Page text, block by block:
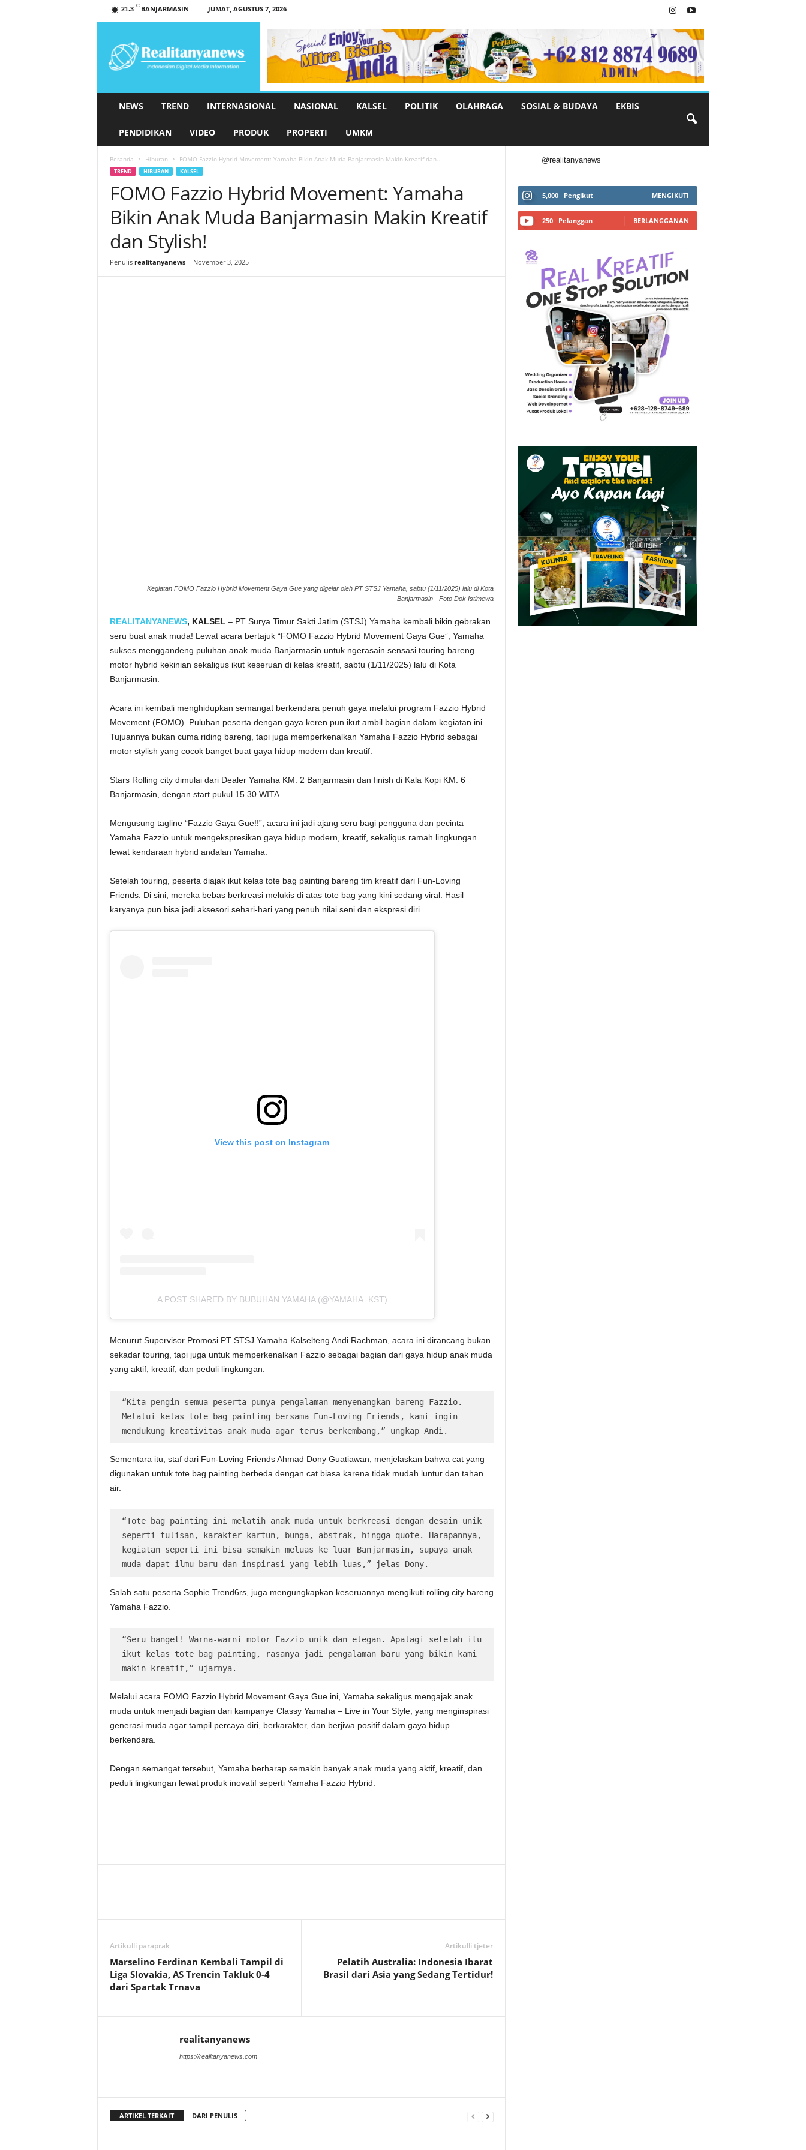
21.3 C BANJARMASIN JUMAT, AGUSTUS 7, 2026
t
NEWS TREND INTERNASIONAL NASIONAL KALSEL POLITIK OLAHRAGA SOSIAL & BUDAYA EKBIS
PENDIDIKAN VIDEO PRODUK PROPERTI UMKM
Beranda Hiburan FOMO Fazzio Hybrid Movement: Yamaha Bikin Anak Muda Banjarmasin Makin Kreatif dan...
TREND HIBURAN KALSEL
FOMO Fazzio Hybrid Movement: Yamaha
Bikin Anak Muda Banjarmasin Makin Kreatif
dan Stylish!
Penulis realitanyanews- November 3, 2025
Kegiatan FOMO Fazzio Hybrid Movement Gaya Gue yang digelar oleh PT STSJ Yamaha, sabtu (1/11/2025) lalu di Kota
Banjarmasin - Foto Dok Istimewa
REALITANYANEWS, KALSEL – PT Surya Timur Sakti Jatim (STSJ) Yamaha kembali bikin gebrakan
seru buat anak muda! Lewat acara bertajuk “FOMO Fazzio Hybrid Movement Gaya Gue”, Yamaha
sukses menggandeng puluhan anak muda Banjarmasin untuk ngerasain sensasi touring bareng
motor hybrid kekinian sekaligus ikut keseruan di kelas kreatif, sabtu (1/11/2025) lalu di Kota
Banjarmasin.
Acara ini kembali menghidupkan semangat berkendara penuh gaya melalui program Fazzio Hybrid
Movement (FOMO). Puluhan peserta dengan gaya keren pun ikut ambil bagian dalam kegiatan ini.
Tujuannya bukan cuma riding bareng, tapi juga memperkenalkan Yamaha Fazzio Hybrid sebagai
motor stylish yang cocok banget buat gaya hidup modern dan kreatif.
Stars Rolling city dimulai dari Dealer Yamaha KM. 2 Banjarmasin dan finish di Kala Kopi KM. 6
Banjarmasin, dengan start pukul 15.30 WITA.
Mengusung tagline “Fazzio Gaya Gue!!”, acara ini jadi ajang seru bagi pengguna dan pecinta
Yamaha Fazzio untuk mengekspresikan gaya hidup modern, kreatif, sekaligus ramah lingkungan
lewat kendaraan hybrid andalan Yamaha.
Setelah touring, peserta diajak ikut kelas tote bag painting bareng tim kreatif dari Fun-Loving
Friends. Di sini, mereka bebas berkreasi melukis di atas tote bag yang kini sedang viral. Hasil
karyanya pun bisa jadi aksesori sehari-hari yang penuh nilai seni dan ekspresi diri.
View this post on Instagram
A POST SHARED BY BUBUHAN YAMAHA (@YAMAHA_KST)
Menurut Supervisor Promosi PT STSJ Yamaha Kalselteng Andi Rachman, acara ini dirancang bukan
sekadar touring, tapi juga untuk memperkenalkan Fazzio sebagai bagian dari gaya hidup anak muda
yang aktif, kreatif, dan peduli lingkungan.
“Kita pengin semua peserta punya pengalaman menyenangkan bareng Fazzio.
Melalui kelas tote bag painting bersama Fun-Loving Friends, kami ingin
mendukung kreativitas anak muda agar terus berkembang,” ungkap Andi.
Sementara itu, staf dari Fun-Loving Friends Ahmad Dony Guatiawan, menjelaskan bahwa cat yang
digunakan untuk tote bag painting berbeda dengan cat biasa karena tidak mudah luntur dan tahan
air.
“Tote bag painting ini melatih anak muda untuk berkreasi dengan desain unik
seperti tulisan, karakter kartun, bunga, abstrak, hingga quote. Harapannya,
kegiatan seperti ini bisa semakin meluas ke luar Banjarmasin, supaya anak
muda dapat ilmu baru dan inspirasi yang lebih luas,” jelas Dony.
Salah satu peserta Sophie Trend6rs, juga mengungkapkan keseruannya mengikuti rolling city bareng
Yamaha Fazzio.
“Seru banget! Warna-warni motor Fazzio unik dan elegan. Apalagi setelah itu
ikut kelas tote bag painting, rasanya jadi pengalaman baru yang bikin kami
makin kreatif,” ujarnya.
Melalui acara FOMO Fazzio Hybrid Movement Gaya Gue ini, Yamaha sekaligus mengajak anak
muda untuk menjadi bagian dari kampanye Classy Yamaha – Live in Your Style, yang menginspirasi
generasi muda agar tampil percaya diri, berkarakter, dan berjiwa positif dalam gaya hidup
berkendara.
Dengan semangat tersebut, Yamaha berharap semakin banyak anak muda yang aktif, kreatif, dan
peduli lingkungan lewat produk inovatif seperti Yamaha Fazzio Hybrid.
Artikulli paraprak
Marselino Ferdinan Kembali Tampil di
Liga Slovakia, AS Trencin Takluk 0-4
dari Spartak Trnava
Artikulli tjetër
Pelatih Australia: Indonesia Ibarat
Brasil dari Asia yang Sedang Tertidur!
realitanyanews
https://realitanyanews.com
ARTIKEL TERKAIT DARI PENULIS
@realitanyanews
5,000 Pengikut MENGIKUTI
250 Pelanggan BERLANGGANAN